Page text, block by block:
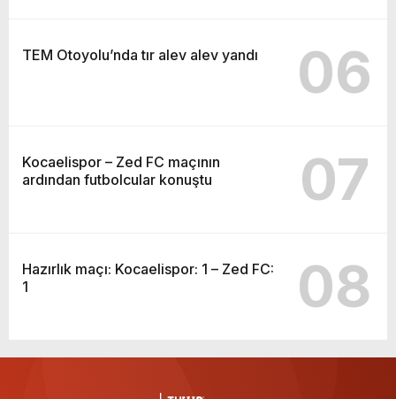
TEM Otoyolu’nda tır alev alev yandı 06
Kocaelispor – Zed FC maçının
ardından futbolcular konuştu
07
Hazırlık maçı: Kocaelispor: 1 – Zed FC:
1
08